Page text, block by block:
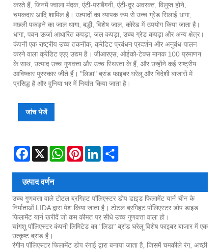
करते हैं, जिनमें ज्वाला मंदक, एंटी-पराबैंगनी, एंटी-दूर अवरक्त, विलुप्त होने,
चमकदार आदि शामिल हैं। उत्पादों का व्यापक रूप से उच्च ग्रेड सिलाई धागा,
मछली पकड़ने का जाल धागा, बद्धी, विशेष जाल, कोरेड में उपयोग किया जाता है।
धागा, पवन ऊर्जा आधारित कपड़ा, जल कपड़ा, उच्च ग्रेड कपड़ा और अन्य क्षेत्र।
कंपनी एक राष्ट्रीय उच्च तकनीक, क्रेडिट प्रबंधन प्रदर्शन और अनुबंध-पालन
करने वाला क्रेडिट एएए उद्यम है। जीआरएस, ओईको-टेक्स मानक 100 प्रमाणन
के साथ, उत्पाद उच्च गुणवत्ता और उच्च स्थिरता के हैं, और उन्होंने कई राष्ट्रीय
आविष्कार पुरस्कार जीते हैं। "लिडा" ब्रांड फाइबर घरेलू और विदेशी बाजारों में
प्रसिद्ध है और दुनिया भर में निर्यात किया जाता है।
जांच भेजें
Facebook
X WhatsAppPinterestLinkedIn
उत्पाद वर्णन
उच्च गुणवत्ता वाले टोटल ब्रगिहट पॉलिएस्टर डोप डाइड फिलामेंट यार्न चीन के
निर्माताओं LIDA द्वारा पेश किया जाता है। टोटल ब्रगिहट पॉलिएस्टर डोप डाइड
फिलामेंट यार्न खरीदें जो कम कीमत पर सीधे उच्च गुणवत्ता वाला हो।
चांगशू पॉलिएस्टर कंपनी लिमिटेड का "लिडा" ब्रांड घरेलू विशेष फाइबर बाजार में एक
उत्कृष्ट ब्रांड है।
रंगीन पॉलिएस्टर फिलामेंट डोप रंगाई द्वारा बनाया जाता है, जिसमें चमकीले रंग, अच्छी